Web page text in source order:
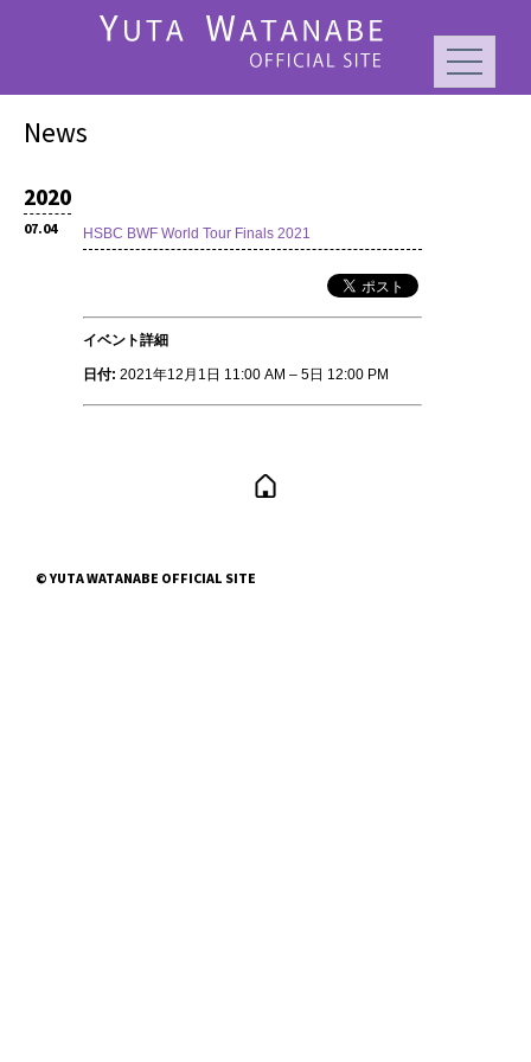
News
2020
07.04 HSBC BWF World Tour Finals 2021
イベント詳細
日付: 2021年12月1日 11:00 AM – 5日 12:00 PM
© YUTA WATANABE OFFICIAL SITE